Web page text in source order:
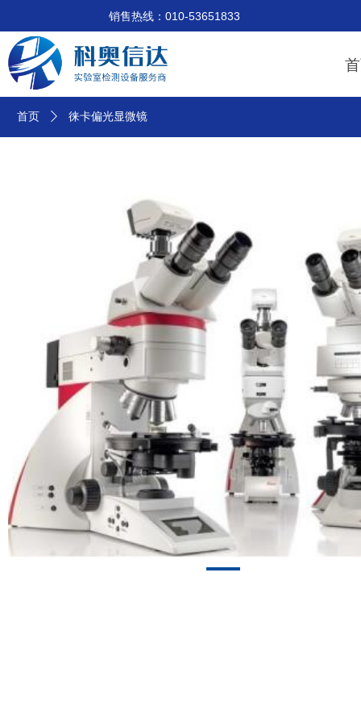
销售热线：010-53651833 技术
首页 ꄲ 徕卡偏光显微镜